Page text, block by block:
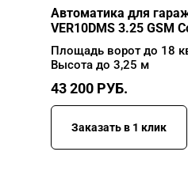
Автоматика для
VER10DMS 3.25 GSM
Площадь ворот до 18
Высота до 3,25 м
43 200 РУБ.
Заказать в 1 клик